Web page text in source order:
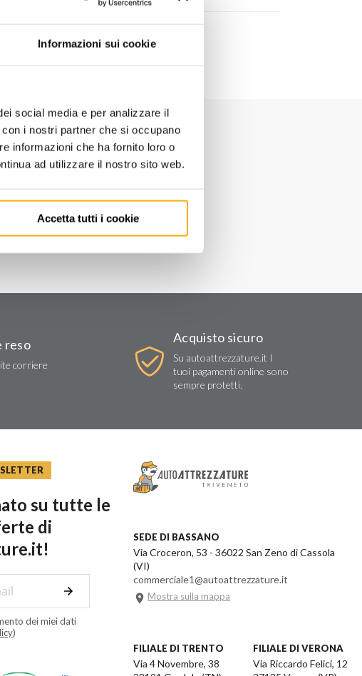
Informazioni sui cookie
social media e per analizzare il
i nostri partner che si occupano
informazioni che ha fornito loro o
ad utilizzare il nostro sito web.
Accetta tutti i cookie
reso
corriere
Acquisto sicuro
Su autoattrezzature.it I
tuoi pagamenti online sono
sempre protetti.
su tutte le
di
dei miei dati
)
SEDE DI BASSANO
Via Croceron, 53 - 36022 San Zeno di Cassola
(VI)
commerciale1@autoattrezzature.it
Mostra sulla mappa
FILIALE DI TRENTO
Via 4 Novembre, 38
FILIALE DI VERONA
Via Riccardo Felici, 12